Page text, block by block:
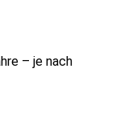
– je nach